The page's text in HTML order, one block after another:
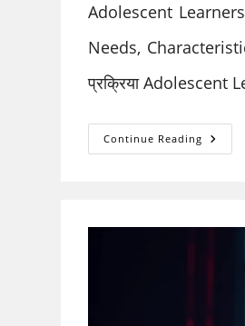
Adolescent
Needs,
प्रक्रिया Adolescent
Continue Reading